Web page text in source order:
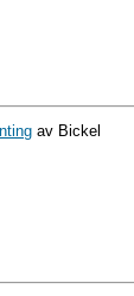
av Bickel